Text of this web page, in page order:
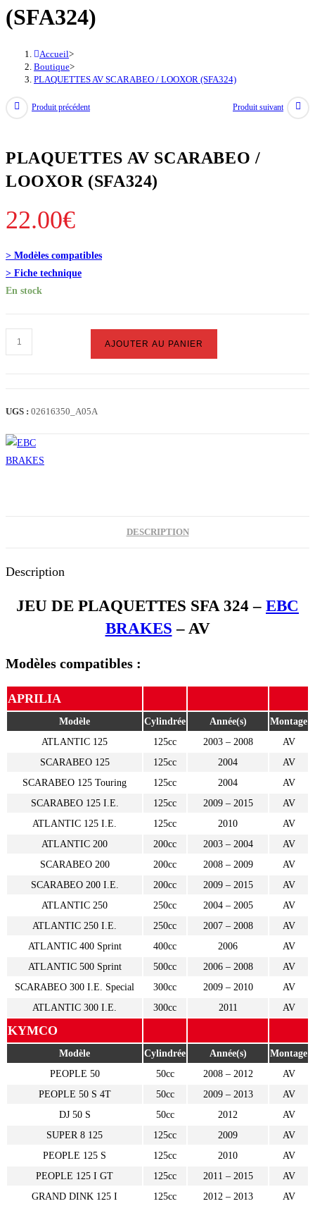
(SFA324)
Accueil>
Boutique>
PLAQUETTES AV SCARABEO / LOOXOR (SFA324)
Produit précédent Produit suivant
PLAQUETTES AV SCARABEO /
LOOXOR (SFA324)
22.00€
> Modèles compatibles
> Fiche technique
En stock
quantité
de
SCARABEO
LOOXOR
(SFA324)
AJOUTER AU PANIER
UGS : 02616350_A05A
DESCRIPTION
Description
JEU DE PLAQUETTES SFA 324 – EBC
BRAKES – AV
Modèles compatibles :
APRILIA
Modèle Cylindrée Année(s)
Montage
ATLANTIC 125
125cc 2003 – 2008
AV
SCARABEO 125
125cc 2004
AV
SCARABEO 125 Touring
125cc 2004
AV
SCARABEO 125 I.E.
125cc 2009 – 2015
AV
ATLANTIC 125 I.E.
125cc 2010
AV
ATLANTIC 200
200cc 2003 – 2004
AV
SCARABEO 200
200cc 2008 – 2009
AV
SCARABEO 200 I.E.
200cc 2009 – 2015
AV
ATLANTIC 250
250cc 2004 – 2005
AV
ATLANTIC 250 I.E.
250cc 2007 – 2008
AV
ATLANTIC 400 Sprint
400cc 2006
AV
ATLANTIC 500 Sprint
500cc 2006 – 2008
AV
SCARABEO 300 I.E. Special
300cc 2009 – 2010
AV
ATLANTIC 300 I.E.
300cc 2011 AV
KYMCO
Modèle Cylindrée Année(s)
Montage
PEOPLE 50
50cc 2008 – 2012
AV
PEOPLE 50 S 4T
50cc 2009 – 2013
AV
DJ 50 S
50cc 2012
AV
SUPER 8 125
125cc 2009
AV
PEOPLE 125 S
125cc 2010
AV
PEOPLE 125 I GT
125cc 2011 – 2015
AV
GRAND DINK 125 I
125cc 2012 – 2013
AV